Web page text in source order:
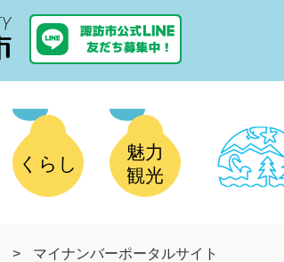
くらし
魅力
観光
>
マイナンバーポータルサイト